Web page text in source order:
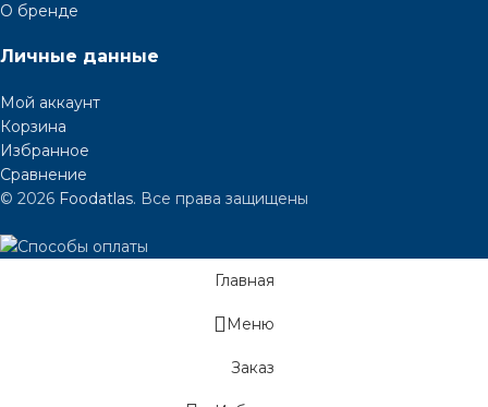
О бренде
Личные данные
Мой аккаунт
Корзина
Избранное
Сравнение
© 2026 Foodatlas. Все права защищены
Главная
Меню
Заказ